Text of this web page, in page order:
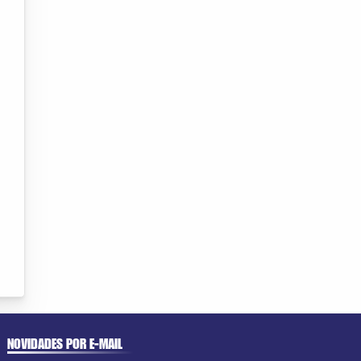
NOVIDADES POR E-MAIL